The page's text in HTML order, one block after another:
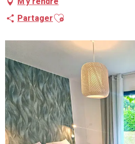
PartagerAjouter aux favoris